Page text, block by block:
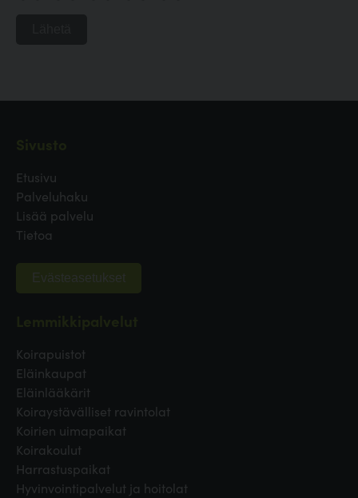
Etusivu
Palveluhaku
Lisää palvelu
Tietoa
Evästeasetukset
Koirapuistot
Eläinkaupat
Eläinlääkärit
Koiraystävälliset ravintolat
Koirien uimapaikat
Koirakoulut
Harrastuspaikat
Hyvinvointipalvelut ja hoitolat